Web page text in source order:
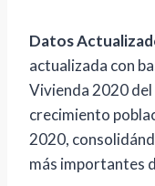
Datos
actualizada con
Vivienda 2020
crecimiento
2020,
más importantes